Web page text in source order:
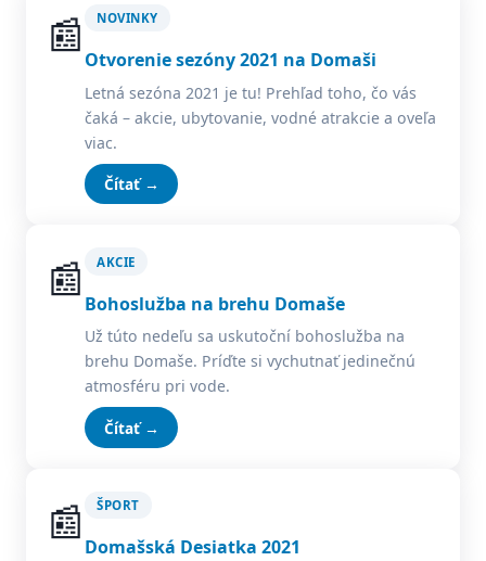
📰 NOVINKY
Otvorenie sezóny 2021 na Domaši
Letná sezóna 2021 je tu! Prehľad toho, čo vás
čaká – akcie, ubytovanie, vodné atrakcie a oveľa
viac.
Čítať →
📰 AKCIE
Bohoslužba na brehu Domaše
Už túto nedeľu sa uskutoční bohoslužba na
brehu Domaše. Príďte si vychutnať jedinečnú
atmosféru pri vode.
Čítať →
📰 ŠPORT
Domašská Desiatka 2021